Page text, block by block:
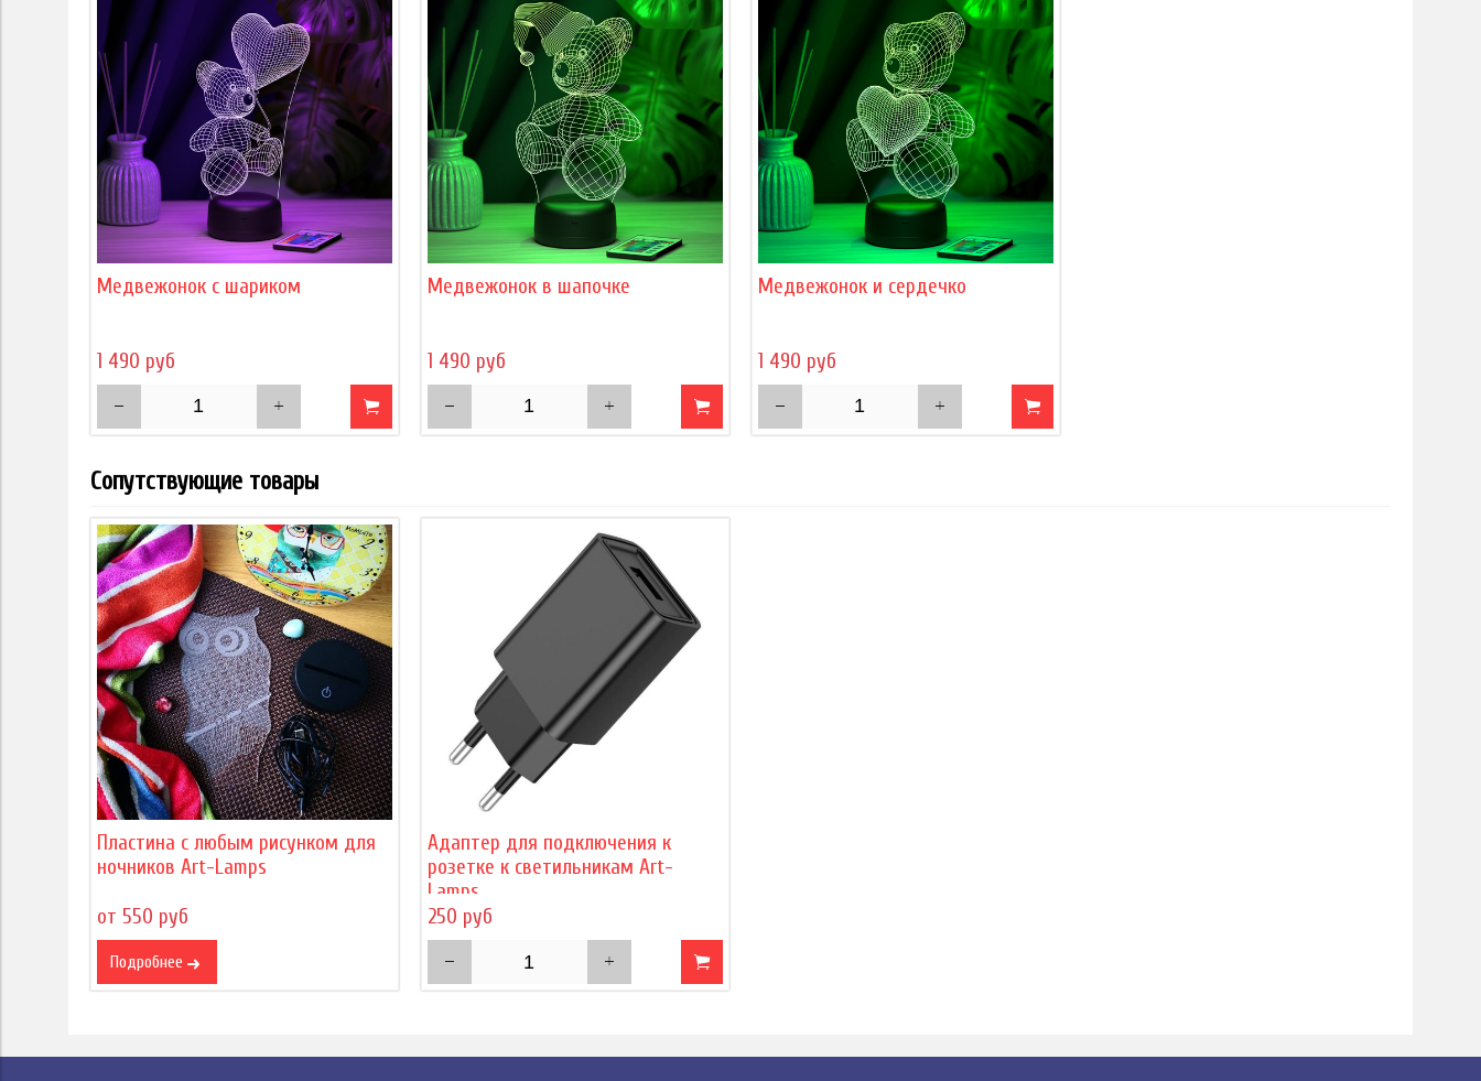
Медвежонок с шариком
1 490 руб
Медвежонок в шапочке
1 490 руб
Медвежонок и сердечко
1 490 руб
Сопутствующие товары
Пластина с любым рисунком для
ночников Art-Lamps
от 550 руб
Подробнее
Адаптер для подключения к
розетке к светильникам Art-
Lamps
250 руб